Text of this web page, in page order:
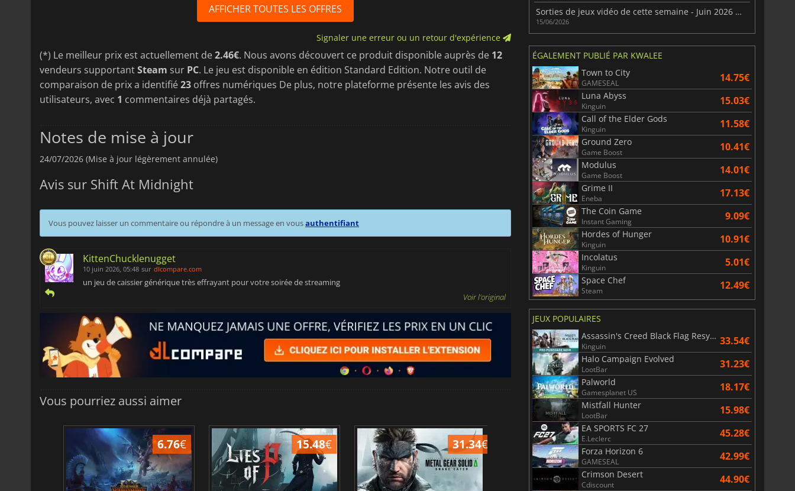
AFFICHER TOUTES LES OFFRES
Signaler une erreur ou un retour d'expérience
(*) Le meilleur prix est actuellement de2.46€. Nous avons découvert ce produit disponible auprès de 12
vendeurs supportantSteam sur PC. Le jeu est disponible en édition Standard Edition. Notre outil de
comparaison de prix a identifié23 offres numériques De plus, notre plateforme présente les avis des
utilisateurs, avec 1 commentaires déjà partagés.
Notes de mise à jour
24/07/2026 (Mise à jour légèrement annulée)
Avis sur Shift At Midnight
Vous pouvez laisser un commentaire ou répondre à un message en vousauthentifiant
KittenChucklenugget
10 juin 2026, 05:48 sur dlcompare.com
un jeu de caissier générique très effrayant pour votre soirée de streaming
Voir l'original
Vous pourriez aussi aimer
6.76€ 15.48€ 31.34€ 18.94€ 17.94
Sorties de jeux vidéo de cette semaine - Juin 2026 (semaine 25)
15/06/2026
ÉGALEMENT PUBLIÉ PAR KWALEE
Town to City
GAMESEAL 14.75€
Luna Abyss
Kinguin 15.03€
Call of the Elder Gods
Kinguin 11.58€
Ground Zero
Game Boost 10.41€
Modulus
Game Boost 14.01€
Grime II
Eneba 17.13€
The Coin Game
Instant Gaming 9.09€
Hordes of Hunger
Kinguin 10.91€
Incolatus
Kinguin 5.01€
Space Chef
Steam 12.49€
JEUX POPULAIRES
Assassin's Creed Black Flag Resynced
Kinguin 33.54€
Halo Campaign Evolved
LootBar 31.23€
Palworld
Gamesplanet US 18.17€
Mistfall Hunter
LootBar 15.98€
EA SPORTS FC 27
E.Leclerc 45.28€
Forza Horizon 6
GAMESEAL 42.99€
Crimson Desert
Cdiscount 44.90€